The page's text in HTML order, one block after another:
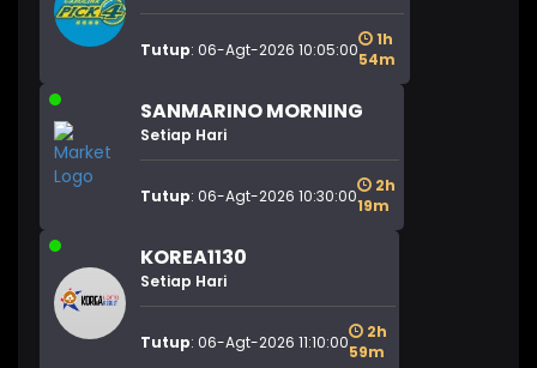
Tutup: 06-Agt-2026 10:05:00
1h
54m
SANMARINO MORNING
Setiap Hari
Tutup: 06-Agt-2026 10:30:00
2h
19m
KOREA1130
Setiap Hari
Tutup: 06-Agt-2026 11:10:00
2h
59m